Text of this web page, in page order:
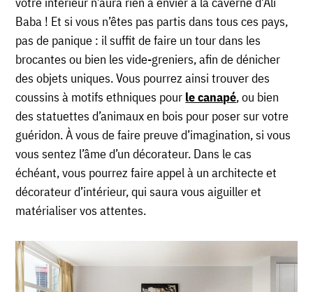
Baba ! Et si vous n’êtes pas partis dans tous ces pays,
pas de panique : il suffit de faire un tour dans les
brocantes ou bien les vide-greniers, afin de dénicher
des objets uniques. Vous pourrez ainsi trouver des
coussins à motifs ethniques pour le canapé, ou bien
des statuettes d’animaux en bois pour poser sur votre
guéridon. À vous de faire preuve d’imagination, si vous
vous sentez l’âme d’un décorateur. Dans le cas
échéant, vous pourrez faire appel à un architecte et
décorateur d’intérieur, qui saura vous aiguiller et
matérialiser vos attentes.